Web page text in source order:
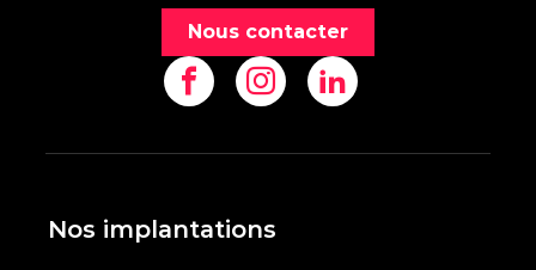
Nous contacter
Nos implantations